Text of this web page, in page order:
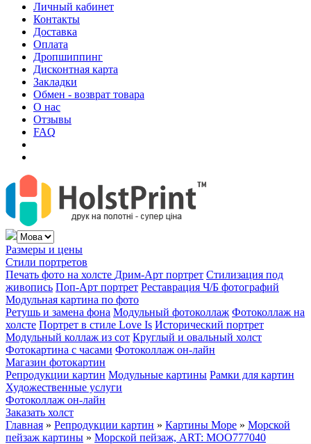
Личный кабинет
Контакты
Доставка
Оплата
Дропшиппинг
Дисконтная карта
Закладки
Обмен - возврат товара
О нас
Отзывы
FAQ
Размеры и цены
Стили портретов
Печать фото на холсте Дрим-Арт портрет Стилизация под
живопись Поп-Арт портрет Реставрация Ч/Б фотографий
Модульная картина по фото
Ретушь и замена фона Модульный фотоколлаж Фотоколлаж на
холсте Портрет в стиле Love Is Исторический портрет
Модульный коллаж из сот Круглый и овальный холст
Фотокартина с часами Фотоколлаж он-лайн
Магазин фотокартин
Репродукции картин Модульные картины Рамки для картин
Художественные услуги
Фотоколлаж он-лайн
Заказать холст
Главная » Репродукции картин » Картины Море » Морской
пейзаж картины » Морской пейзаж, ART: MOO777040